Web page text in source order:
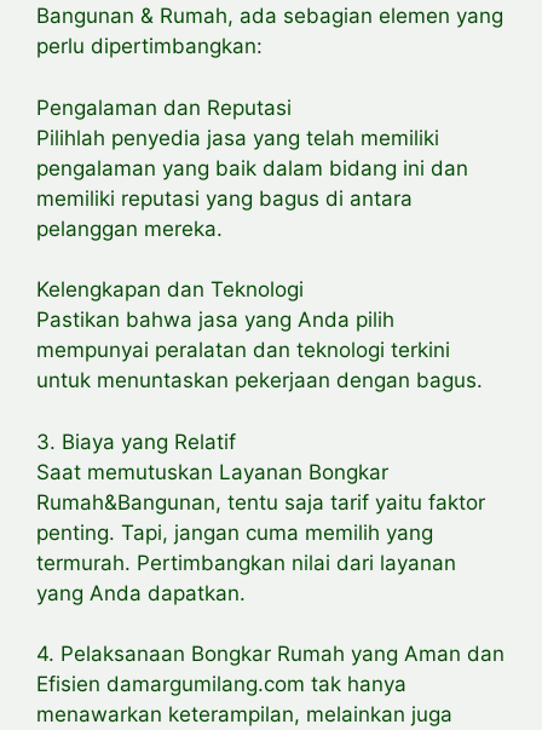
Bangunan & Rumah, ada sebagian elemen yang
perlu dipertimbangkan:
Pengalaman dan Reputasi
Pilihlah penyedia jasa yang telah memiliki
pengalaman yang baik dalam bidang ini dan
memiliki reputasi yang bagus di antara
pelanggan mereka.
Kelengkapan dan Teknologi
Pastikan bahwa jasa yang Anda pilih
mempunyai peralatan dan teknologi terkini
untuk menuntaskan pekerjaan dengan bagus.
3. Biaya yang Relatif
Saat memutuskan Layanan Bongkar
Rumah&Bangunan, tentu saja tarif yaitu faktor
penting. Tapi, jangan cuma memilih yang
termurah. Pertimbangkan nilai dari layanan
yang Anda dapatkan.
4. Pelaksanaan Bongkar Rumah yang Aman dan
Efisien damargumilang.com tak hanya
menawarkan keterampilan, melainkan juga